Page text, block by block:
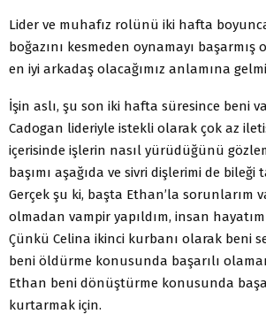
Lider ve muhafız rolünü iki hafta
boğazını kesmeden oynamayı başarmış
en iyi arkadaş olacağımız anlamına
İşin aslı, şu son iki hafta süresince beni
Cadogan lideriyle istekli olarak çok az
içerisinde işlerin nasıl yürüdüğünü
başımı aşağıda ve sivri dişlerimi de
Gerçek şu ki, başta Ethan’la sorunlarım
olmadan vampir yapıldım, insan
Çünkü Celina ikinci kurbanı olarak beni
beni öldürme konusunda başarılı
Ethan beni dönüştürme konusunda
kurtarmak için.